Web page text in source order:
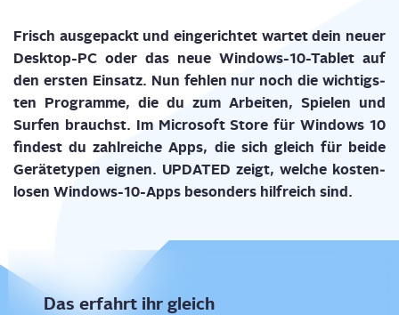
Frisch aus­ge­packt und ein­ge­rich­tet war­tet dein neu­er
Desk­top-PC oder das neue Win­dows-10-Tablet auf
den ers­ten Ein­satz. Nun feh­len nur noch die wich­tigs­
ten Pro­gram­me, die du zum Arbei­ten, Spie­len und
Sur­fen brauchst. Im Micro­soft Store für Win­dows 10
fin­dest du zahl­rei­che Apps, die sich gleich für bei­de
Gerä­te­ty­pen eig­nen. UPDATED zeigt, wel­che kos­ten­
lo­sen Win­dows-10-Apps beson­ders hilf­reich sind.
Das erfahrt ihr gleich